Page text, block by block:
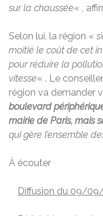
sur la chaussée« ,
Selon lui, la région «
moitié le coût de cet
pour réduire la
vitesse« . Le
région va demander
boulevard
mairie de Paris, mais
qui gère l’ensemble
À écouter
Diffusion du 09/